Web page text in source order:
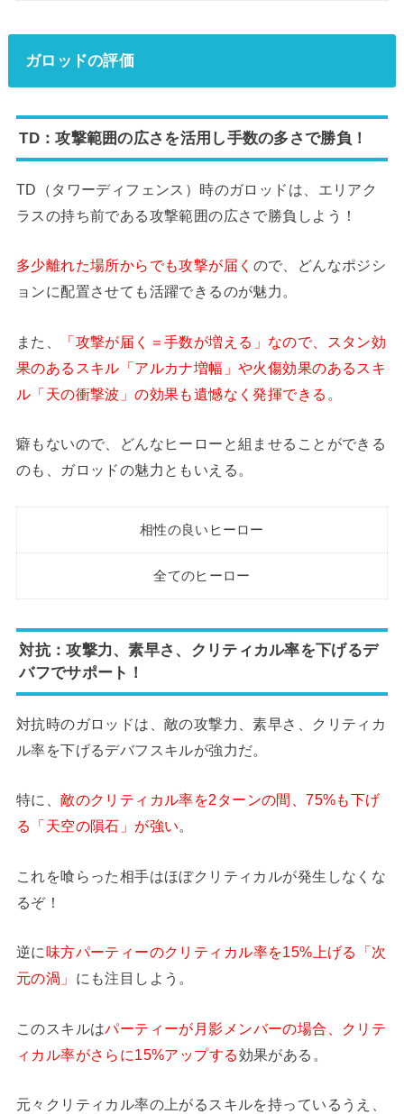
ガロッドの評価
TD：攻撃範囲の広さを活用し手数の多さで勝負！
TD（タワーディフェンス）時のガロッドは、エリアク
ラスの持ち前である攻撃範囲の広さで勝負しよう！
多少離れた場所からでも攻撃が届く ので、どんなポジシ
ョンに配置させても活躍できるのが魅力。
また、
「攻撃が届く＝手数が増える」なので、スタン効
果のあるスキル「アルカナ増幅」や火傷効果のあるスキ
ル「天の衝撃波」の効果も遺憾なく発揮できる。
癖もないので、どんなヒーローと組ませることができる
のも、ガロッドの魅力ともいえる。
相性の良いヒーロー
全てのヒーロー
対抗：攻撃力、素早さ、クリティカル率を下げるデ
バフでサポート！
対抗時のガロッドは、敵の攻撃力、素早さ、クリティカ
ル率を下げるデバフスキルが強力だ。
特に、敵のクリティカル率を2ターンの間、75%も下げ
る「天空の隕石」が強い。
これを喰らった相手はほぼクリティカルが発生しなくな
るぞ！
逆に味方パーティーのクリティカル率を15%上げる「次
元の渦」 にも注目しよう。
このスキルはパーティーが月影メンバーの場合、クリテ
ィカル率がさらに15%アップする効果がある。
元々クリティカル率の上がるスキルを持っているうえ、